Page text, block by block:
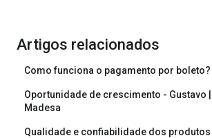
Artigos relacionados
Como funciona o pagamento por boleto?
Oportunidade de crescimento - Gustavo
Madesa
Qualidade e confiabilidade dos produtos